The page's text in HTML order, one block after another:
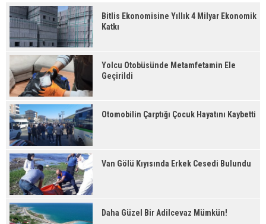
Bitlis Ekonomisine Yıllık 4 Milyar Ekonomik
Katkı
Yolcu Otobüsünde Metamfetamin Ele
Geçirildi
Otomobilin Çarptığı Çocuk Hayatını Kaybetti
Van Gölü Kıyısında Erkek Cesedi Bulundu
Daha Güzel Bir Adilcevaz Mümkün!